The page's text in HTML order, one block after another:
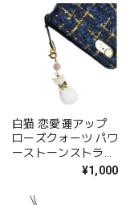
猫 ネコ かわいい お
しゃれ 福猫
白猫 恋愛運アップ
ローズクォーツ パワ
ーストーンストラッ
プ 愛される女性をめ
携帯ストラップ 猫ス
¥1,000